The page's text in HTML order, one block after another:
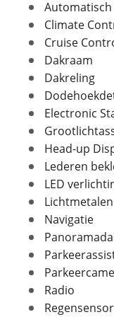
Verbruik en milieu
Brandstof
Nevenbrandstof
Inhoud
Verbruik
Energielabel
CO2 uitstoot
Opgegeven
elektrisch
Geschiedenis
Climate
Cruise
Dakraam
Dakreling
Electronic
Head-up
Lederen
LED
Navigatie
Radio
Regensensor
over
Foto's
Klik
JPG,
Jouw
Naam
E-mailadres